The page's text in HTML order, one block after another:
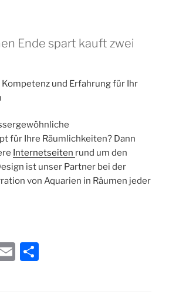
Ende spart kauft zwei
und Erfahrung für Ihr
für Ihre Räumlichkeiten? Dann
Internetseiten rund um den
ist unser Partner bei der
von Aquarien in Räumen jeder
E